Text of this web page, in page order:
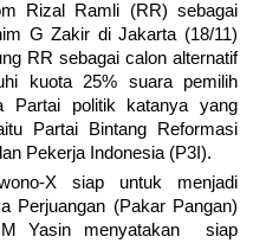
Rizal Ramli (RR) sebagai
G Zakir di Jakarta (18/11)
RR sebagai calon alternatif
kuota 25% suara pemilih
Partai politik katanya yang
Partai Bintang Reformasi
Pekerja Indonesia (P3I).
X siap untuk menjadi
Perjuangan (Pakar Pangan)
Yasin menyatakan siap